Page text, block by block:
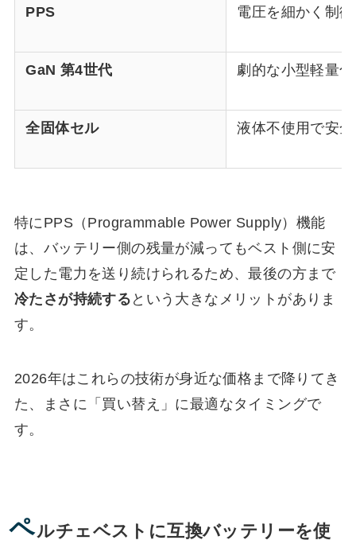
PPS 電圧を細かく制御
GaN 第4世代 劇的な小型軽量化
全固体セル 液体不使用で安全
特にPPS（Programmable Power Supply）機能
は、バッテリー側の残量が減ってもベスト側に安
定した電力を送り続けられるため、最後の方まで
冷たさが持続する という大きなメリットがありま
す。
2026年はこれらの技術が身近な価格まで降りてき
た、まさに「買い替え」に最適なタイミングで
す。
ペルチェベストに互換バッテリーを使